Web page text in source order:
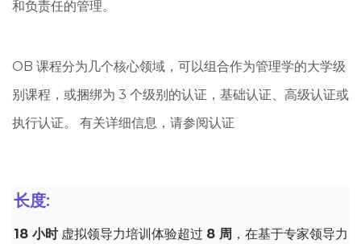
和负责任的管理。
OB 课程分为几个核心领域，可以组合作为管理学的大学级
别课程，或捆绑为 3 个级别的认证，基础认证、高级认证或
执行认证。 有关详细信息，请参阅认证
长度:
18 小时虚拟领导力培训体验超过 8 周 ，在基于专家领导力